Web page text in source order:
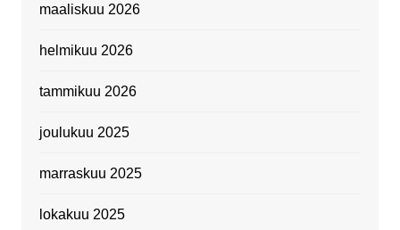
maaliskuu 2026
helmikuu 2026
tammikuu 2026
joulukuu 2025
marraskuu 2025
lokakuu 2025